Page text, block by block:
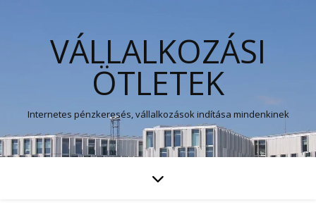
VÁLLALKOZÁSI
ÖTLETEK
Internetes pénzkeresés, vállalkozások indítása mindenkinek